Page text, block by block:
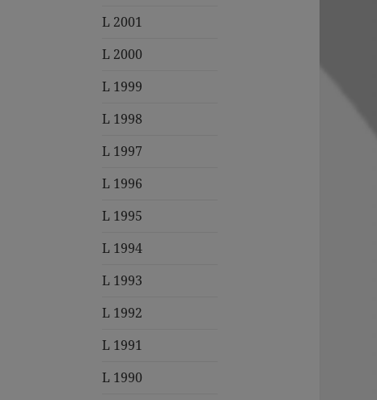
L 2001
L 2000
L 1999
L 1998
L 1997
L 1996
L 1995
L 1994
L 1993
L 1992
L 1991
L 1990